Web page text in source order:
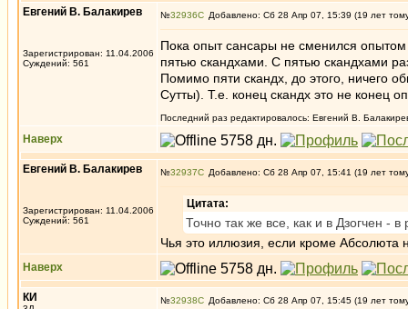
Евгений В. Балакирев
Зарегистрирован: 11.04.2006
Суждений: 561
№32936 Добавлено: Сб 28 Апр 07, 15:39 (19 лет
Пока опыт сансары не сменился
пятью скандхами. С пятью скандхами
Помимо пяти скандх, до этого, ничего
Сутты). Т.е. конец скандх это не конец
Последний раз редактировалось: Евгений В.
Наверх
Евгений В. Балакирев
Зарегистрирован: 11.04.2006
Суждений: 561
№32937 Добавлено: Сб 28 Апр 07, 15:41 (19 лет
Цитата:
Точно так же все, как и в Дзогчен -
Чья это иллюзия, если кроме Абсолюта
Наверх
КИ №32938 Добавлено: Сб 28 Апр 07, 15:45 (19 лет